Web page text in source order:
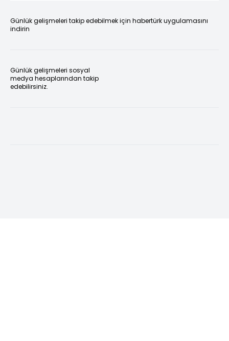
Günlük gelişmeleri takip edebilmek için habertürk uygulamasını
indirin
Günlük gelişmeleri sosyal
medya hesaplarından takip
edebilirsiniz.